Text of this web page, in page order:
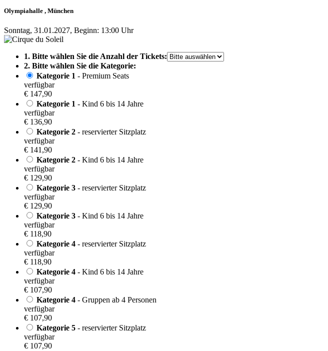
Olympiahalle , München
Sonntag, 31.01.2027, Beginn: 13:00 Uhr
1. Bitte wählen Sie die Anzahl der Tickets:
2. Bitte wählen Sie die Kategorie:
Kategorie 1 - Premium Seats
verfügbar
€ 147,90
Kategorie 1 - Kind 6 bis 14 Jahre
verfügbar
€ 136,90
Kategorie 2 - reservierter Sitzplatz
verfügbar
€ 141,90
Kategorie 2 - Kind 6 bis 14 Jahre
verfügbar
€ 129,90
Kategorie 3 - reservierter Sitzplatz
verfügbar
€ 129,90
Kategorie 3 - Kind 6 bis 14 Jahre
verfügbar
€ 118,90
Kategorie 4 - reservierter Sitzplatz
verfügbar
€ 118,90
Kategorie 4 - Kind 6 bis 14 Jahre
verfügbar
€ 107,90
Kategorie 4 - Gruppen ab 4 Personen
verfügbar
€ 107,90
Kategorie 5 - reservierter Sitzplatz
verfügbar
€ 107,90